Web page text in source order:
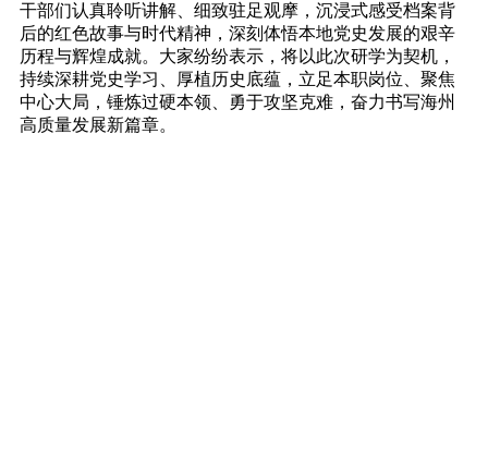
干部们认真聆听讲解、细致驻足观摩，沉浸式感受档案背
后的红色故事与时代精神，深刻体悟本地党史发展的艰辛
历程与辉煌成就。大家纷纷表示，将以此次研学为契机，
持续深耕党史学习、厚植历史底蕴，立足本职岗位、聚焦
中心大局，锤炼过硬本领、勇于攻坚克难，奋力书写海州
高质量发展新篇章。